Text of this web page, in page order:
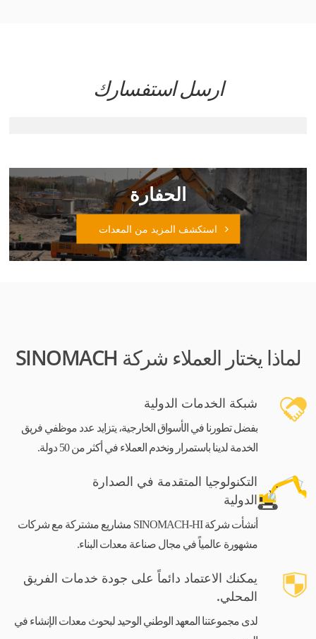
ارسل استفسارك
الحفارة
استكشف المزيد من المعدات
لماذا يختار العملاء شركة SINOMACH
شبكة الخدمات الدولية
بفضل تطورنا في الأسواق الخارجية، يتزايد عدد موظفي فريق
الخدمة لدينا باستمرار ونخدم العملاء في أكثر من 50 دولة.
التكنولوجيا المتقدمة في الصدارة
الدولية
أنشأت شركة SINOMACH-HI مشاريع مشتركة مع شركات
مشهورة عالمياً في مجال صناعة معدات البناء.
يمكنك الاعتماد دائماً على جودة خدمات الفريق
المحلي.
لدى مجموعتنا المعهد الوطني الوحيد لبحوث معدات الإنشاء في